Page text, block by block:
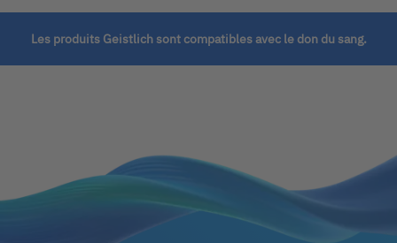
Les produits Geistlich sont compatibles avec le don du sang.